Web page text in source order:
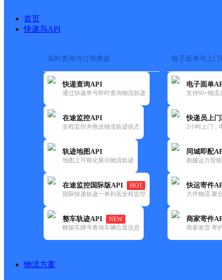
首页
快递鸟API
实时查询与订阅推送
快递查询API
通过快递单号即时查询物流轨迹
在途监控API
全程监控并推送物流轨迹状态
轨迹地图API
地图上可视化展示物流轨迹
在途监控国际版API
HOT
国际快递轨迹一单到底全程监控
整车轨迹API
NEW
根据车牌号查询车辆位置信息
电子面单与上门
电子面单
支持60+物流
快递员上
2小时上门，
同城即配
跑腿运力智
快运寄件
大件物流 聚
商家寄件
商家发货 寄
物流方案
快运大全 快递时效
邮政
五沟邮政支局
更新时间：2021-12-03 00:00:00
所属快递：邮政国内
所属区域：安徽省-淮北市-濉溪县